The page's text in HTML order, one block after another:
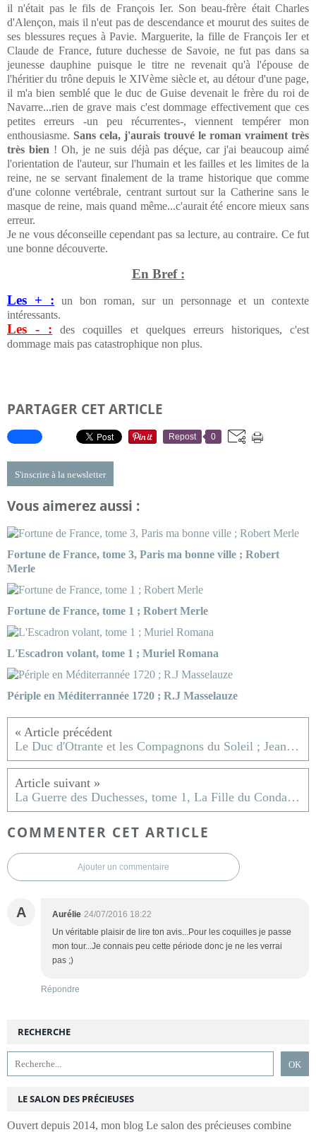
il n'était pas le fils de François Ier. Son beau-frère était Charles
d'Alençon, mais il n'eut pas de descendance et mourut des suites de
ses blessures reçues à Pavie. Marguerite, la fille de François Ier et
Claude de France, future duchesse de Savoie, ne fut pas dans sa
jeunesse dauphine puisque le titre ne revenait qu'à l'épouse de
l'héritier du trône depuis le XIVème siècle et, au détour d'une page,
il m'a bien semblé que le duc de Guise devenait le frère du roi de
Navarre...rien de grave mais c'est dommage effectivement que ces
petites erreurs -un peu récurrentes-, viennent tempérer mon
enthousiasme. Sans cela, j'aurais trouvé le roman vraiment très
très bien ! Oh, je ne suis déjà pas déçue, car j'ai beaucoup aimé
l'orientation de l'auteur, sur l'humain et les failles et les limites de la
reine, ne se servant finalement de la trame historique que comme
d'une colonne vertébrale, centrant surtout sur la Catherine sans le
masque de reine, mais quand même...c'aurait été encore mieux sans
erreur.
Je ne vous déconseille cependant pas sa lecture, au contraire. Ce fut
une bonne découverte.
En Bref :
Les + : un bon roman, sur un personnage et un contexte
intéressants.
Les - : des coquilles et quelques erreurs historiques, c'est
dommage mais pas catastrophique non plus.
PARTAGER CET ARTICLE
Repost 0
S'inscrire à la newsletter
Vous aimerez aussi :
Fortune de France, tome 3, Paris ma bonne ville ; Robert
Merle
Fortune de France, tome 1 ; Robert Merle
L'Escadron volant, tome 1 ; Muriel Romana
Périple en Méditerrannée 1720 ; R.J Masselauze
Le Duc d'Otrante et les Compagnons du Soleil ; Jean d'Aillon
La Guerre des Duchesses, tome 1, La Fille du Condamné ; Juliette Benzoni
COMMENTER CET ARTICLE
Ajouter un commentaire
A Aurélie 24/07/2016 18:22
Un véritable plaisir de lire ton avis...Pour les coquilles je passe
mon tour...Je connais peu cette période donc je ne les verrai
pas ;)
Répondre
RECHERCHE
LE SALON DES PRÉCIEUSES
Ouvert depuis 2014, mon blog Le salon des précieuses combine